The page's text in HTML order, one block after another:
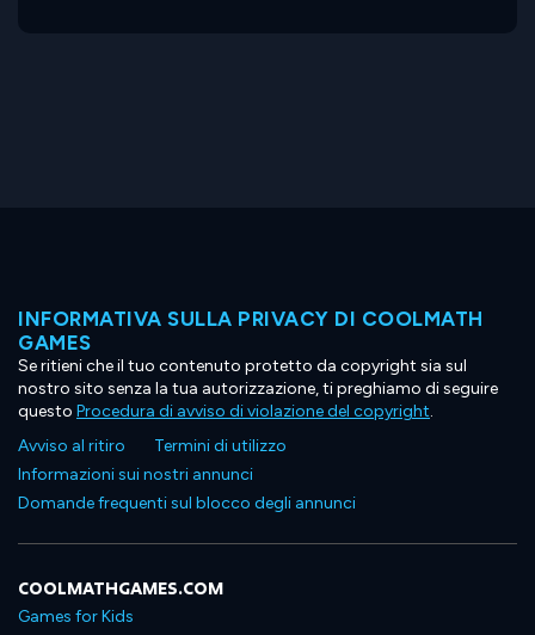
INFORMATIVA SULLA PRIVACY DI COOLMATH
GAMES
Se ritieni che il tuo contenuto protetto da copyright sia sul
nostro sito senza la tua autorizzazione, ti preghiamo di seguire
questo Procedura di avviso di violazione del copyright.
Avviso al ritiro
Termini di utilizzo
Informazioni sui nostri annunci
Domande frequenti sul blocco degli annunci
COOLMATHGAMES.COM
Games for Kids